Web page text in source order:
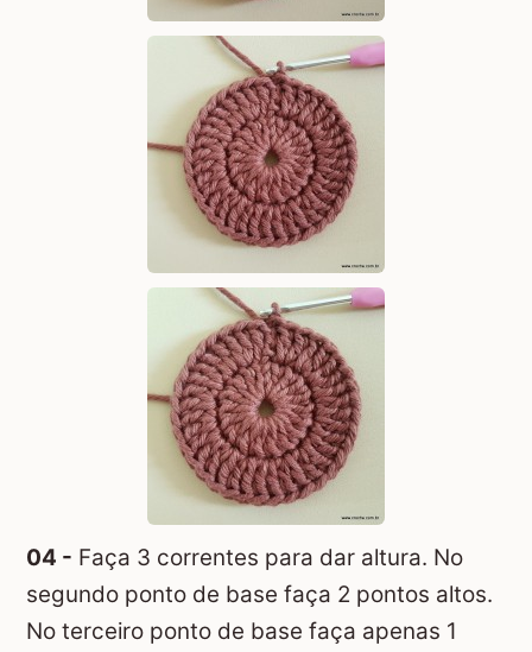
04 - Faça 3 correntes para dar altura. No
segundo ponto de base faça 2 pontos altos.
No terceiro ponto de base faça apenas 1